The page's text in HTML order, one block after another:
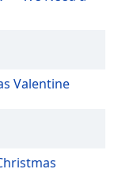
Valentine